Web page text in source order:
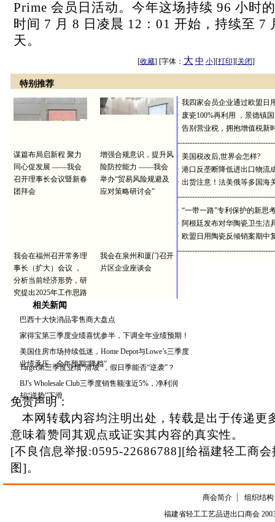
Prime 会员日活动。今年这场持续 96 小时
时间 7 月 8 日凌晨 12：01 开始，持续至 7
天。
[收藏] [字体： 大 中 小][打印][关闭]
特别推荐
谋篇布局启新程 聚力
同心促发展 ——我会
召开理事长会议暨新春
团拜会
增强合规意识，提升风
险防控能力 ——我会
举办“贸易风险规避及
应对策略研讨会”
我会在福州召开常务理
事长（扩大）会议 ，
分析当前经济形势，研
究提出2025年工作思路
我会在泉州和厦门召开
片区企业座谈会
· 我四家会员企业通过欧盟日
· 废瓷100%再利用 ，景德镇
· 告别营业税，拥抱增值税新
· 美国税改后,世界会怎样?
· 港口反垄断降低进出口物流
· 出货注意！法美俄等多国海
· “一带一路”专利保护的新思
· 阿根廷发布对华陶瓷卫生洁
· 欧盟日用陶瓷反倾销案期中
相关新闻
巴西十大快消品零售商大盘点
家得宝第三季度业绩喜忧参半，下调全年业绩预期！
美国住房市场持续低迷，Home Depot与Lowe’s三季度
业绩承压、全年预期“降档”
Target第三季度业绩“滑坡”，假日季能否“逆袭”？
BJ's Wholesale Club三季度销售额涨近5%，净利润
却“逆势”下滑
免责声明：
本网转载内容均注明出处，转载是出于传递更
意味着赞同其观点或证实其内容的真实性。
[不良信息举报:0595-22686788][给福建轻工商
图]。
商会简介
组织结构
福建省轻工工艺品进出口商会